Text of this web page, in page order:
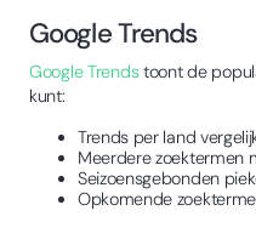
Google Trends
Google Trendstoont de
kunt:
Trends per land
Meerdere zoektermen
Seizoensgebonden
Opkomende